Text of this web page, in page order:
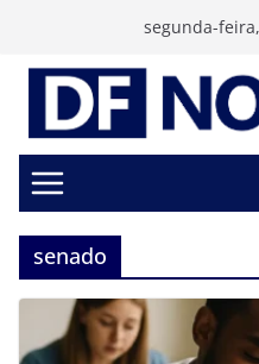
conteúdo
segunda-
senado